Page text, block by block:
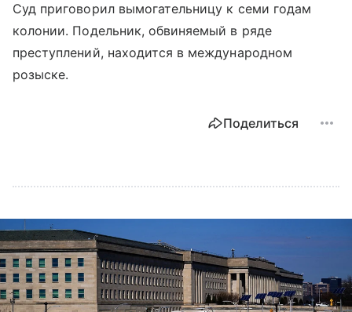
Суд приговорил вымогательницу к семи годам
колонии. Подельник, обвиняемый в ряде
преступлений, находится в международном
розыске.
Поделиться